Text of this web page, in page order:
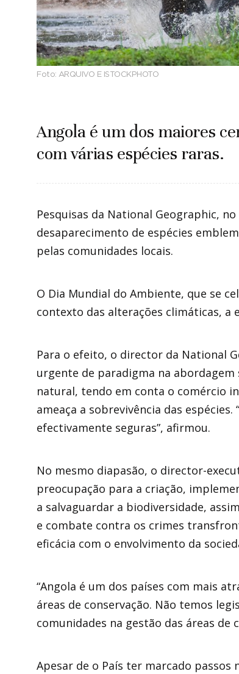
Foto: ARQUIVO E ISTOCKPHOTO
Angola é um dos maiores
com várias espécies raras.
Pesquisas da National Geographic,
desaparecimento de espécies
pelas comunidades locais.
O Dia Mundial do Ambiente, que se
contexto das alterações climáticas, a
Para o efeito, o director da National
urgente de paradigma na
natural, tendo em conta o comércio
ameaça a sobrevivência das
efectivamente seguras”, afirmou.
No mesmo diapasão, o director-
preocupação para a criação,
a salvaguardar a biodiversidade,
e combate contra os crimes
eficácia com o envolvimento da
“Angola é um dos países com mais
áreas de conservação. Não temos
comunidades na gestão das áreas de
Apesar de o País ter marcado